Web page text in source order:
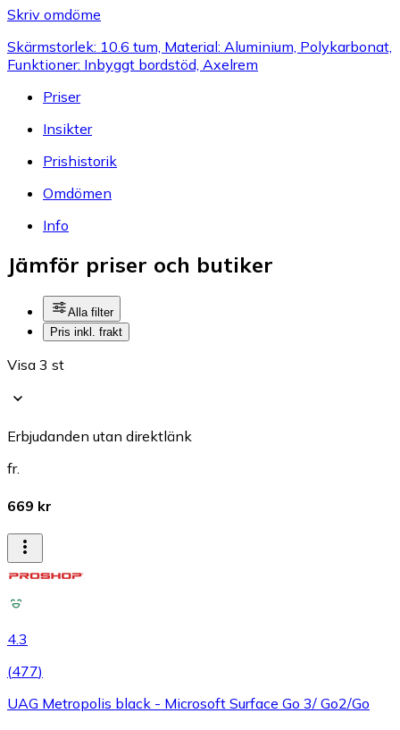
Skriv omdöme
Skärmstorlek: 10.6 tum, Material: Aluminium, Polykarbonat,
Funktioner: Inbyggt bordstöd, Axelrem
Priser
Insikter
Prishistorik
Omdömen
Info
Jämför priser och butiker
Alla filter
Pris inkl. frakt
Visa 3 st
Erbjudanden utan direktlänk
fr.
669 kr
4.3
(477)
UAG Metropolis black - Microsoft Surface Go 3/ Go2/Go